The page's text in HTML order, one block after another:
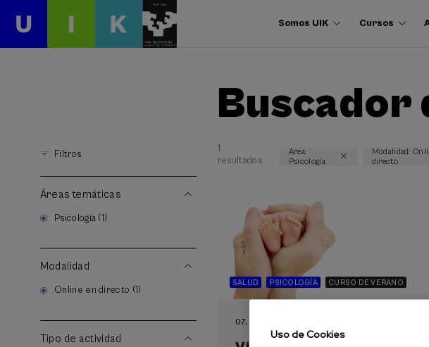
Somos UIK Cursos
Buscador
Filtros
Áreas temáticas
Psicología (1)
Modalidad
Online en directo (1)
Tipo de actividad
1
resultados
Area:
Psicología
Modalidad:
directo
SALUD PSICOLOGÍA CURSO DE VERANO
07. SEP
Uso de Cookies